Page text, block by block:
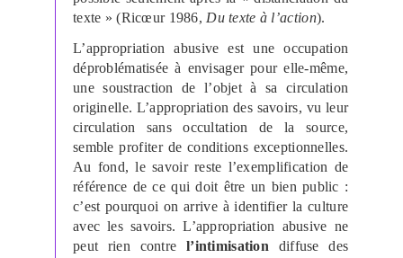
texte » (Ricœur 1986, Du texte à l’action).
L’appropriation abusive est une occupation
déproblématisée à envisager pour elle-même,
une soustraction de l’objet à sa circulation
originelle. L’appropriation des savoirs, vu leur
circulation sans occultation de la source,
semble profiter de conditions exceptionnelles.
Au fond, le savoir reste l’exemplification de
référence de ce qui doit être un bien public :
c’est pourquoi on arrive à identifier la culture
avec les savoirs. L’appropriation abusive ne
peut rien contre l’intimisation diffuse des